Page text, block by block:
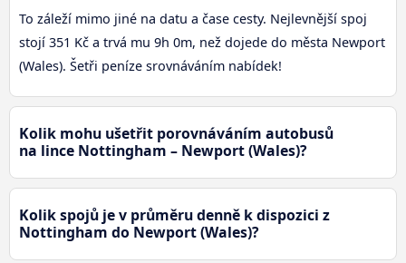
To záleží mimo jiné na datu a čase cesty. Nejlevnější spoj
stojí 351 Kč a trvá mu 9h 0m, než dojede do města Newport
(Wales). Šetři peníze srovnáváním nabídek!
Kolik mohu ušetřit porovnáváním autobusů
na lince Nottingham – Newport (Wales)?
Kolik spojů je v průměru denně k dispozici z
Nottingham do Newport (Wales)?